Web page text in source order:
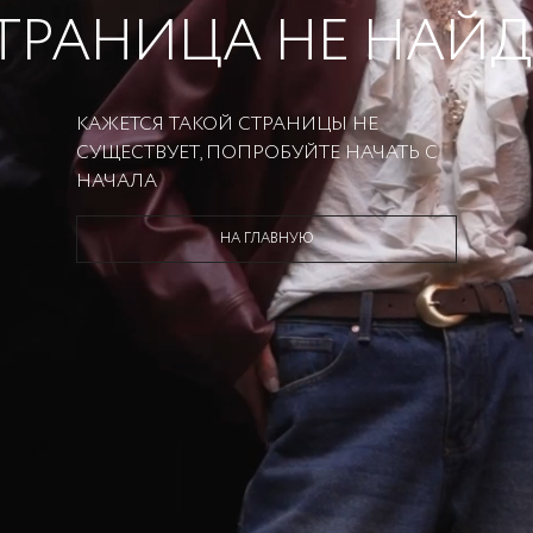
НЕ
КАЖЕТСЯ ТАКОЙ СТРАНИЦЫ НЕ
СУЩЕСТВУЕТ, ПОПРОБУЙТЕ НАЧАТЬ С
НАЧАЛА
НА ГЛАВНУЮ